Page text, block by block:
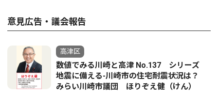
意見広告・議会報告
高津区
数値でみる川崎と高津 No.137 シリーズ
地震に備える-川崎市の住宅耐震状況は？
みらい川崎市議団 ほりぞえ健（けん）